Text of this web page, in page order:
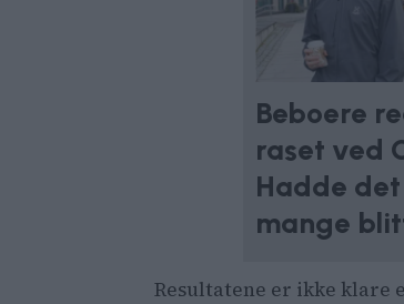
Beboere
raset ved
Hadde
mange
Resultatene er ikke klare